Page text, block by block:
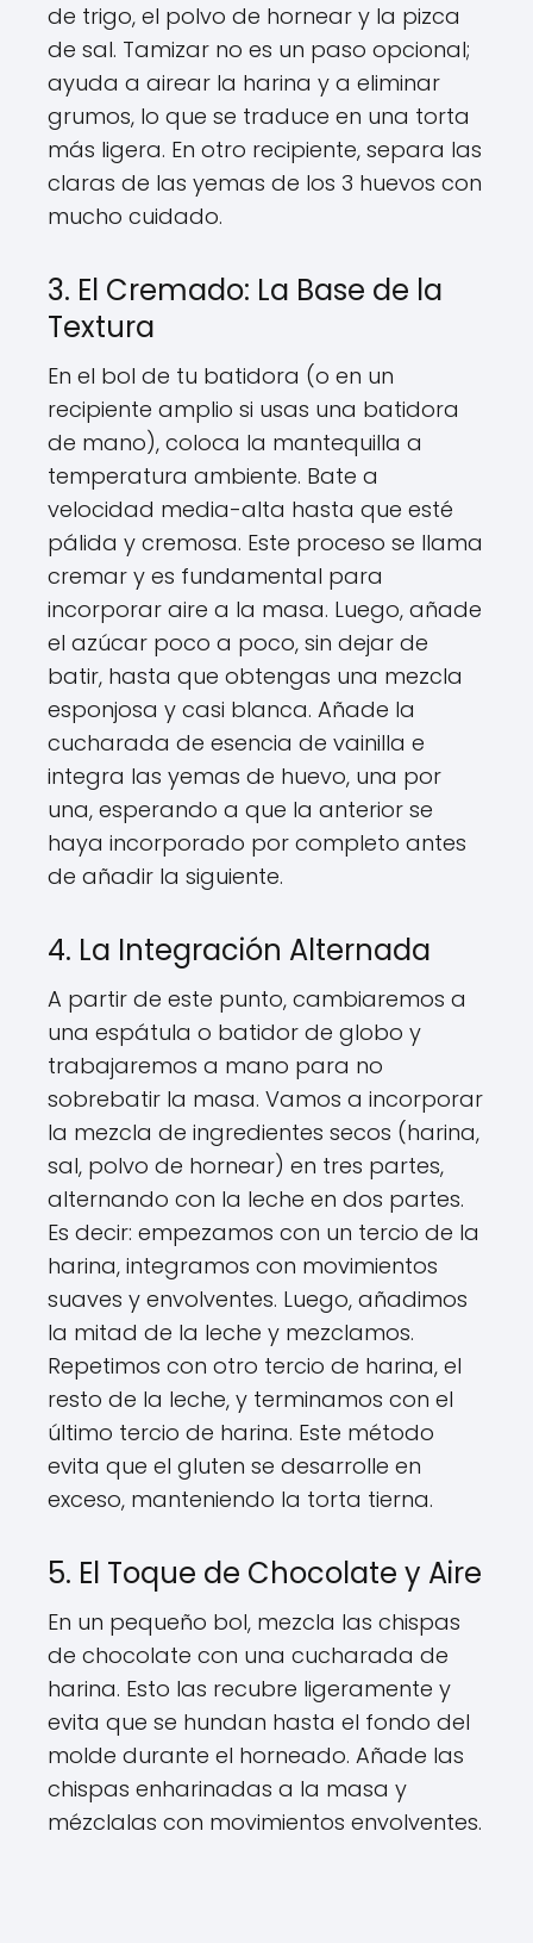
de trigo, el polvo de hornear y la pizca
de sal. Tamizar no es un paso opcional;
ayuda a airear la harina y a eliminar
grumos, lo que se traduce en una torta
más ligera. En otro recipiente, separa las
claras de las yemas de los 3 huevos con
mucho cuidado.
3. El Cremado: La Base de la
Textura
En el bol de tu batidora (o en un
recipiente amplio si usas una batidora
de mano), coloca la mantequilla a
temperatura ambiente. Bate a
velocidad media-alta hasta que esté
pálida y cremosa. Este proceso se llama
cremar y es fundamental para
incorporar aire a la masa. Luego, añade
el azúcar poco a poco, sin dejar de
batir, hasta que obtengas una mezcla
esponjosa y casi blanca. Añade la
cucharada de esencia de vainilla e
integra las yemas de huevo, una por
una, esperando a que la anterior se
haya incorporado por completo antes
de añadir la siguiente.
4. La Integración Alternada
A partir de este punto, cambiaremos a
una espátula o batidor de globo y
trabajaremos a mano para no
sobrebatir la masa. Vamos a incorporar
la mezcla de ingredientes secos (harina,
sal, polvo de hornear) en tres partes,
alternando con la leche en dos partes.
Es decir: empezamos con un tercio de la
harina, integramos con movimientos
suaves y envolventes. Luego, añadimos
la mitad de la leche y mezclamos.
Repetimos con otro tercio de harina, el
resto de la leche, y terminamos con el
último tercio de harina. Este método
evita que el gluten se desarrolle en
exceso, manteniendo la torta tierna.
5. El Toque de Chocolate y Aire
En un pequeño bol, mezcla las chispas
de chocolate con una cucharada de
harina. Esto las recubre ligeramente y
evita que se hundan hasta el fondo del
molde durante el horneado. Añade las
chispas enharinadas a la masa y
mézclalas con movimientos envolventes.